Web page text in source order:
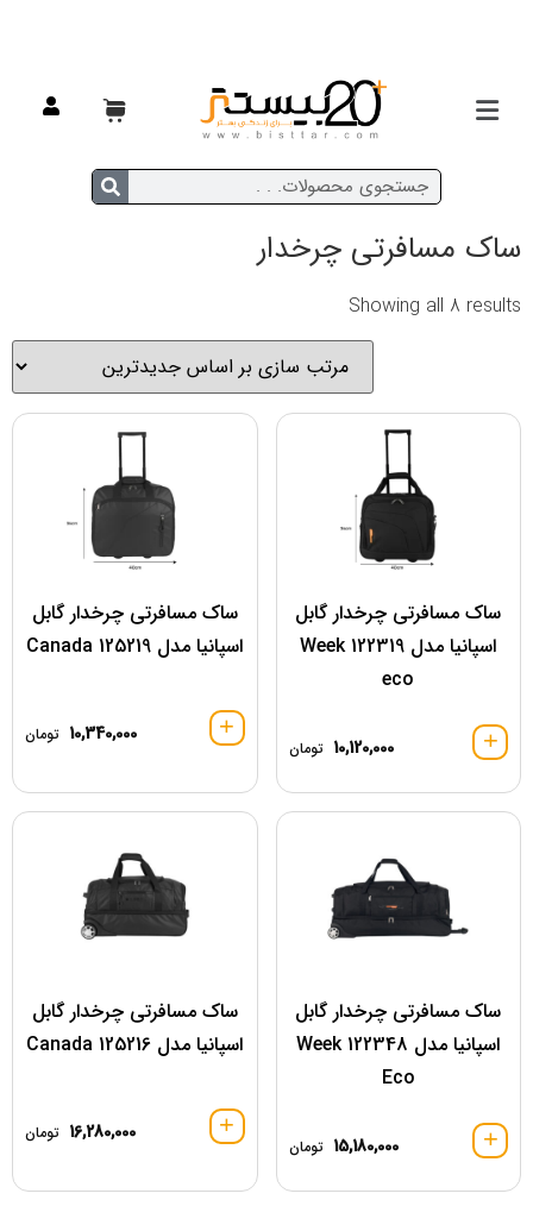
مسافرتی/ساک مسافرتی / ساک مسافرتی چرخدار
ساک مسافرتی چرخدار
Showing all 8 results
ساک مسافرتی چرخدار گابل
اسپانیا مدل 122319 Week
eco
10,120,000 تومان
ساک مسافرتی چرخدار گابل
اسپانیا مدل 125219 Canada
10,340,000 تومان
ساک مسافرتی چرخدار گابل
اسپانیا مدل 122348 Week
Eco
15,180,000 تومان
ساک مسافرتی چرخدار گابل
اسپانیا مدل 125216 Canada
16,280,000 تومان